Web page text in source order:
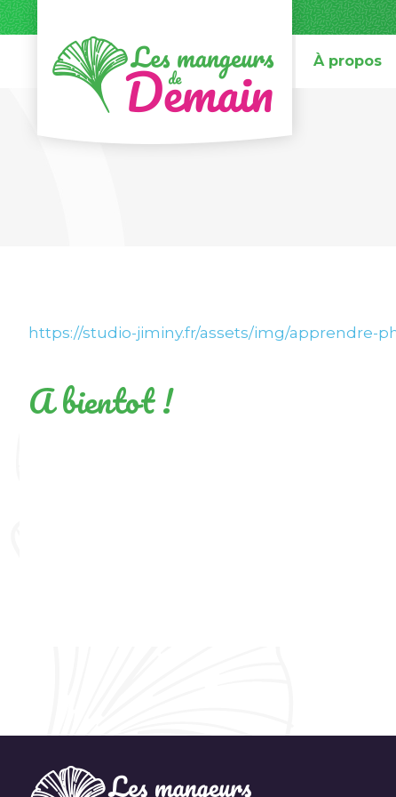
À propos
https://studio-jiminy.fr/assets/img/apprendre-
A bientot !